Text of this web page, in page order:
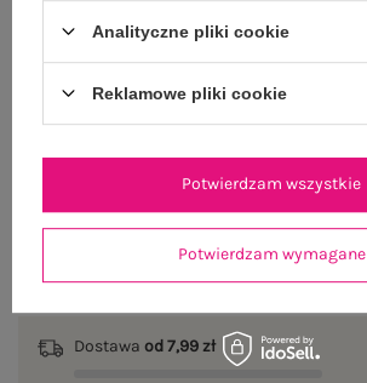
One size
Możesz kupić także poprzez:
Dostawa od 7,99 zł
Analityczne pliki cookie
Reklamowe pliki cookie
Potwierdzam wymagane
Potwierdzam wszystkie